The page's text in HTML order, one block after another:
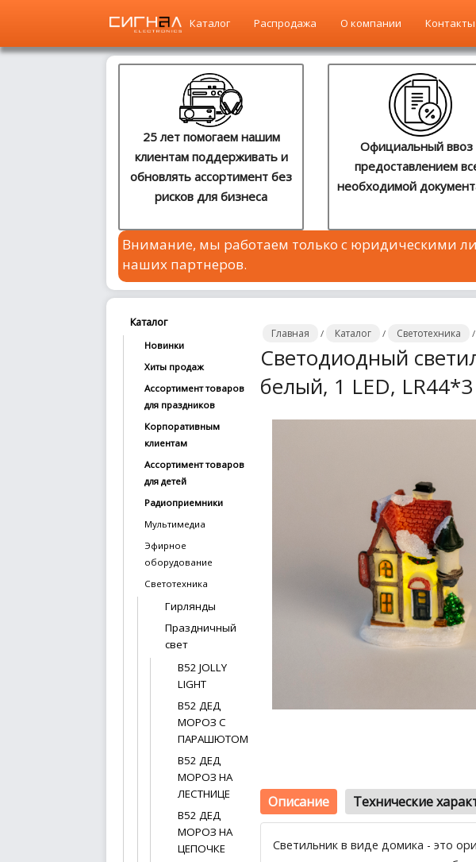
Сотрудничество
Каталог Распродажа О компании Контакты
25 лет помогаем нашим
клиентам поддерживать и
обновлять ассортимент без
рисков для бизнеса
Официальный ввоз
предоставлением
необходимой
Внимание, мы работаем только с юридическими
наших партнеров.
Главная / Каталог / Светотехника /
Светодиодный
белый, 1 LED,
Описание Технические
Светильник в виде домика - это
Каталог
Новинки
Хиты продаж
Ассортимент товаров
для праздников
Корпоративным
клиентам
Ассортимент товаров
для детей
Радиоприемники
Мультимедиа
Эфирное
оборудование
Светотехника
Гирлянды
Праздничный
свет
B52 JOLLY
LIGHT
B52 ДЕД
МОРОЗ С
ПАРАШЮТОМ
B52 ДЕД
МОРОЗ НА
ЛЕСТНИЦЕ
B52 ДЕД
МОРОЗ НА
ЦЕПОЧКЕ